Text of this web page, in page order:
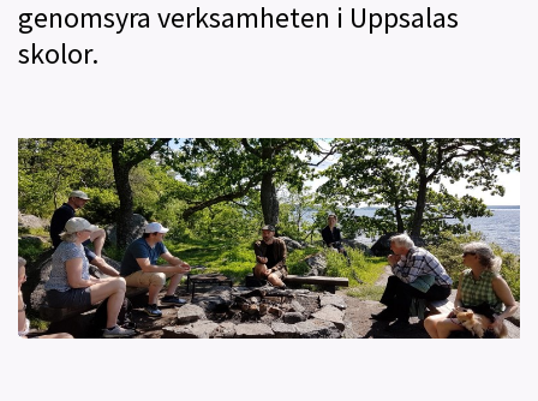
genomsyra verksamheten i Uppsalas
skolor.